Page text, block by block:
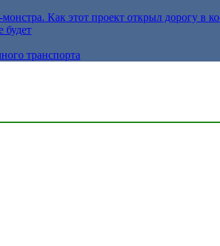
Как этот проект открыл дорогу в
будет
транспорта